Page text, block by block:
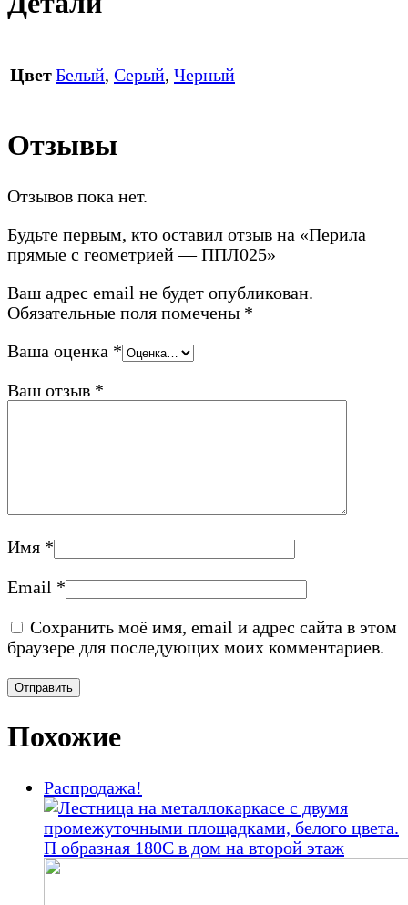
ЦветБелый, Серый, Черный
Отзывы
Отзывов пока нет.
Будьте первым, кто оставил отзыв на «Перила
прямые с геометрией — ППЛ025»
Ваш адрес email не будет опубликован.
Обязательные поля помечены *
Ваша оценка *
Ваш отзыв *
Имя *
Email *
Сохранить моё имя, email и адрес сайта в этом
браузере для последующих моих комментариев.
Похожие
Распродажа!